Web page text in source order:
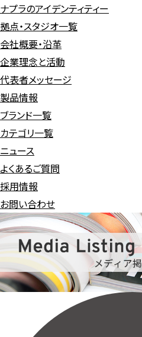
ナプラのアイデンティティー
拠点・スタジオ一覧
会社概要・沿革
企業理念と活動
代表者メッセージ
製品情報
ブランド一覧
カテゴリ一覧
ニュース
よくあるご質問
採用情報
お問い合わせ